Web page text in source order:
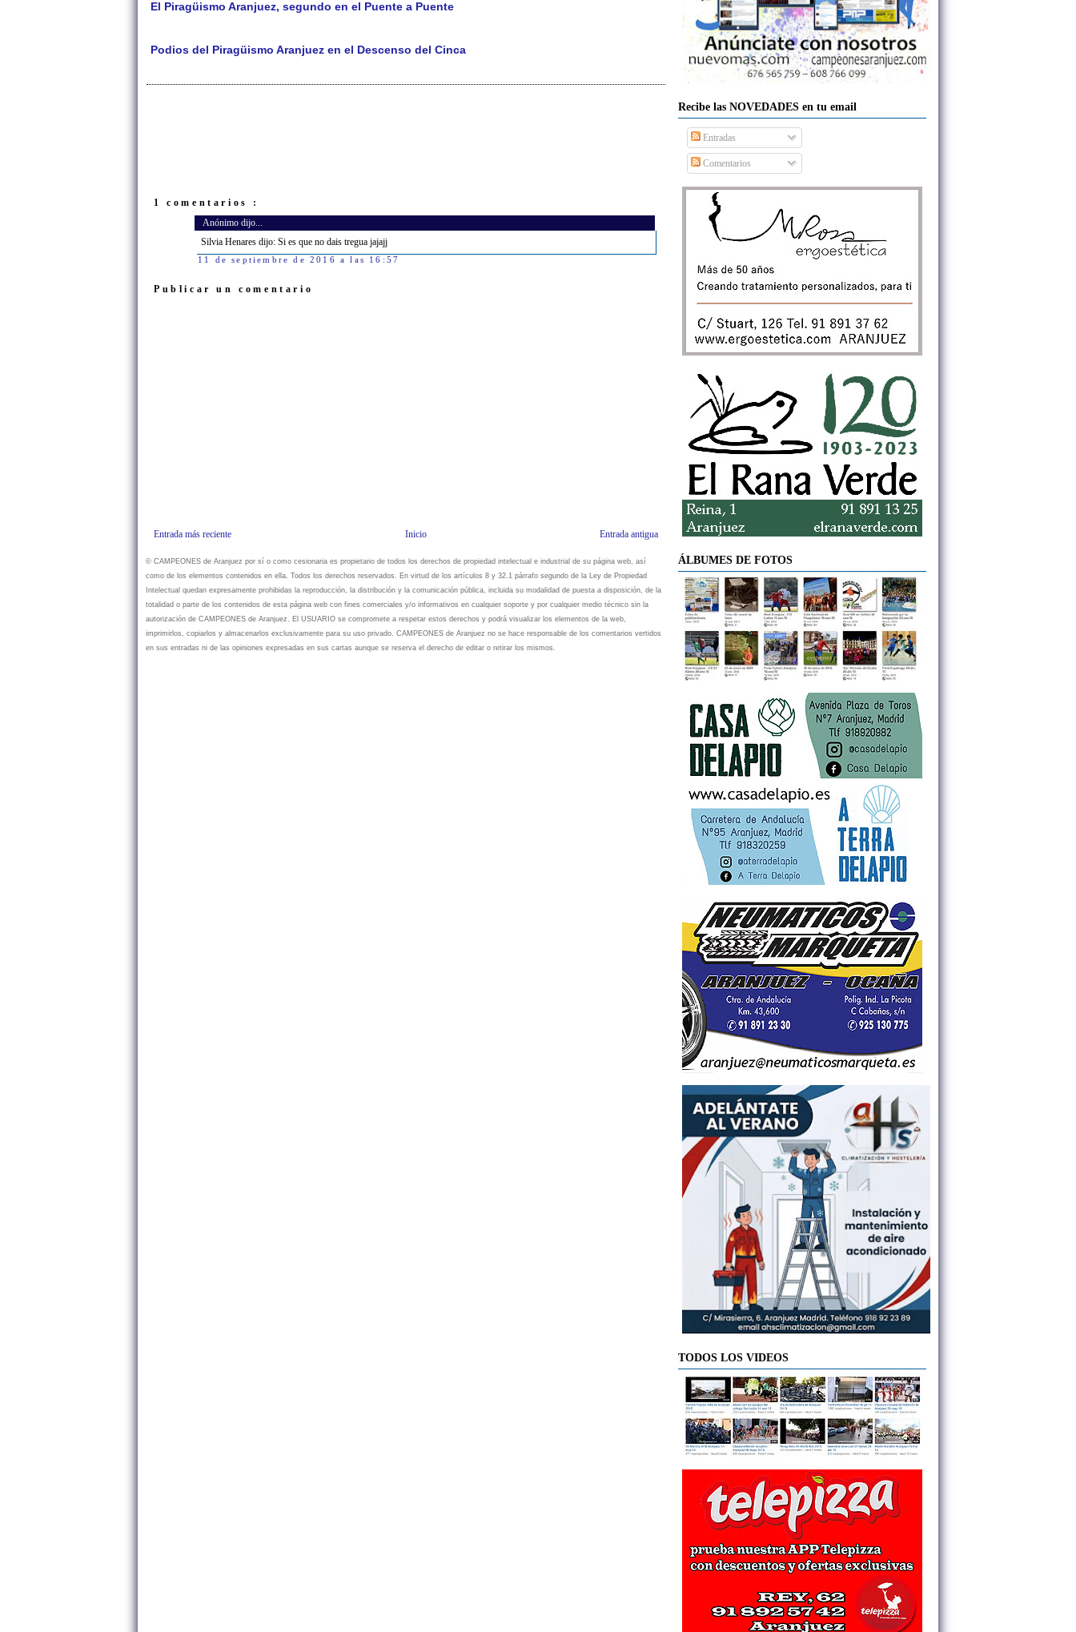
El Piragüismo Aranjuez, segundo en el Puente a Puente
Podios del Piragüismo Aranjuez en el Descenso del Cinca
1 comentarios :
Anónimo dijo...
Silvia Henares dijo: Si es que no dais tregua jajajj
11 de septiembre de 2016 a las 16:57
Publicar un comentario
Entrada más reciente Entrada antigua
Inicio
© CAMPEONES de Aranjuez por sí o como cesionaria es propietario de todos los derechos de propiedad intelectual e industrial de su página web, así
como de los elementos contenidos en ella. Todos los derechos reservados. En virtud de los artículos 8 y 32.1 párrafo segundo de la Ley de Propiedad
Intelectual quedan expresamente prohibidas la reproducción, la distribución y la comunicación pública, incluida su modalidad de puesta a disposición, de la
totalidad o parte de los contenidos de esta página web con fines comerciales y/o informativos en cualquier soporte y por cualquier medio técnico sin la
autorización de CAMPEONES de Aranjuez. El USUARIO se compromete a respetar estos derechos y podrá visualizar los elementos de la web,
imprimirlos, copiarlos y almacenarlos exclusivamente para su uso privado. CAMPEONES de Aranjuez no se hace responsable de los comentarios vertidos
en sus entradas ni de las opiniones expresadas en sus cartas aunque se reserva el derecho de editar o retirar los mismos.
Recibe las NOVEDADES en tu email
Entradas
Comentarios
ÁLBUMES DE FOTOS
TODOS LOS VIDEOS